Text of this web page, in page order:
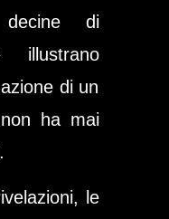
decine di
illustrano
di un
ha mai
le